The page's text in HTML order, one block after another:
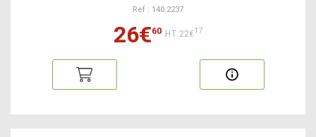
Ref : 140.2237
26€60 HT:22€17